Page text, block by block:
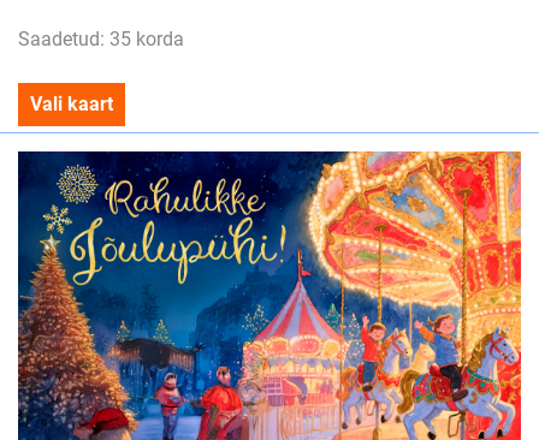
Saadetud: 35 korda
Vali kaart